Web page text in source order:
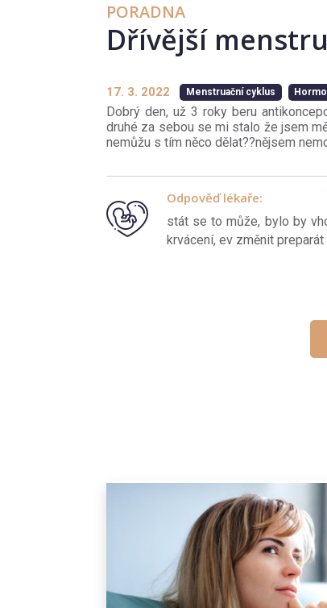
PORADNA
Dřívější
17. 3. 2022 Menstruační cyklus
Dobrý den, už 3 roky beru
druhé za sebou se mi stalo že jsem
nemůžu s tím něco dělat??nějsem
Odpověď lékaře:
stát se to může, bylo by
krvácení, ev změnit preparát